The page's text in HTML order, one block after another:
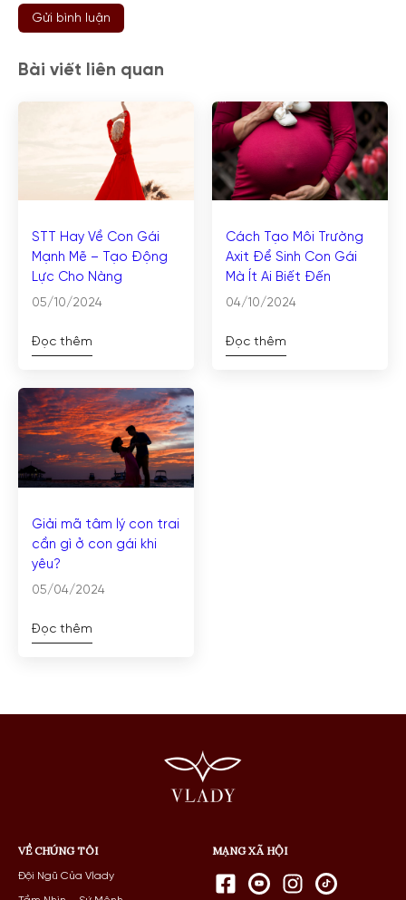
Bài viết liên quan
STT Hay Về Con Gái
Mạnh Mẽ – Tạo Động
Lực Cho Nàng
05/10/2024
Đọc thêm
Cách Tạo Môi Trường
Axit Để Sinh Con Gái
Mà Ít Ai Biết Đến
04/10/2024
Đọc thêm
Giải mã tâm lý con trai
cần gì ở con gái khi
yêu?
05/04/2024
Đọc thêm
VỀ CHÚNG TÔI
Đội Ngũ Của Vlady
MẠNG XÃ HỘI